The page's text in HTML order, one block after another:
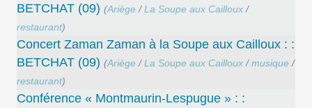
BETCHAT (09) (Ariège /La Soupe aux Cailloux /
restaurant)
Concert Zaman Zaman à la Soupe aux Cailloux : :
BETCHAT (09) (Ariège /La Soupe aux Cailloux /musique /
restaurant)
Conférence « Montmaurin-Lespugue » : :